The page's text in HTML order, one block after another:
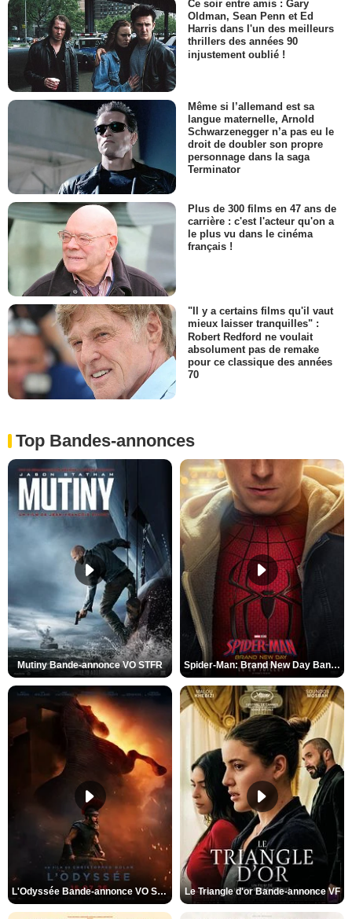
Ce soir entre amis : Gary
Oldman, Sean Penn et Ed
Harris dans l'un des meilleurs
thrillers des années 90
injustement oublié !
Même si l’allemand est sa
langue maternelle, Arnold
Schwarzenegger n’a pas eu le
droit de doubler son propre
personnage dans la saga
Terminator
Plus de 300 films en 47 ans de
carrière : c'est l'acteur qu'on a
le plus vu dans le cinéma
français !
"Il y a certains films qu'il vaut
mieux laisser tranquilles" :
Robert Redford ne voulait
absolument pas de remake
pour ce classique des années
70
Top Bandes-annonces
Mutiny Bande-annonce VO STFR Spider-Man: Brand New Day Bande-annonce VO STFR
L'Odyssée Bande-annonce VO STFR Le Triangle d'or Bande-annonce VF